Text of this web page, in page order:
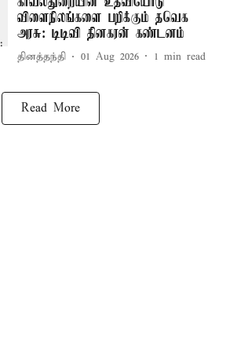
விளைநிலங்களை பறிக்கும் தவெக
அரசு: டிடிவி தினகரன் கண்டனம்
தினத்தந்தி 01 Aug 2026 1 min read
Read More